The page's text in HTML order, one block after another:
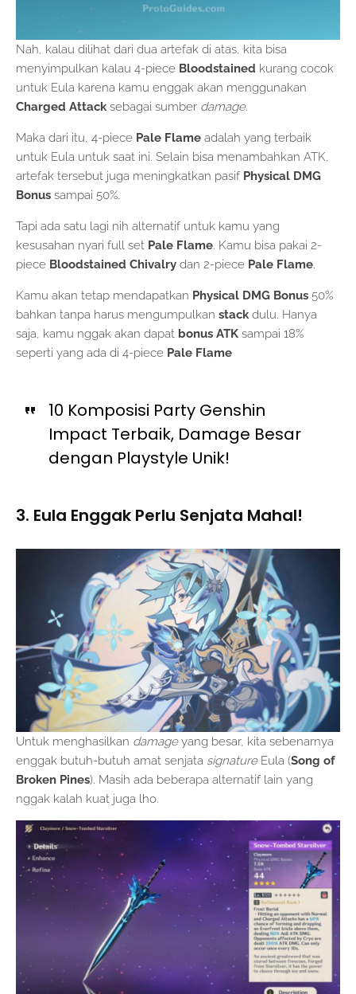
Nah, kalau dilihat dari dua artefak di atas, kita bisa
menyimpulkan kalau 4-piece Bloodstained kurang cocok
untuk Eula karena kamu enggak akan menggunakan
Charged Attacksebagai sumber damage.
Maka dari itu, 4-piece Pale Flame adalah yang terbaik
untuk Eula untuk saat ini. Selain bisa menambahkan ATK,
artefak tersebut juga meningkatkan pasif Physical DMG
Bonus sampai 50%.
Tapi ada satu lagi nih alternatif untuk kamu yang
kesusahan nyari full set Pale Flame. Kamu bisa pakai 2-
piece Bloodstained Chivalry dan 2-piece Pale Flame.
Kamu akan tetap mendapatkan Physical DMG Bonus 50%
bahkan tanpa harus mengumpulkan stackdulu. Hanya
saja, kamu nggak akan dapat bonus ATK sampai 18%
seperti yang ada di 4-piece Pale Flame
10 Komposisi Party Genshin
Impact Terbaik, Damage Besar
dengan Playstyle Unik!
3. Eula Enggak Perlu Senjata Mahal!
Untuk menghasilkan damageyang besar, kita sebenarnya
enggak butuh-butuh amat senjata signatureEula (Song of
Broken Pines). Masih ada beberapa alternatif lain yang
nggak kalah kuat juga lho.